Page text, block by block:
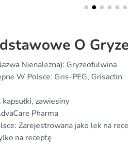
O
Nienalezna): Gryzeofulwina
W Polsce: Gris-PEG, Grisactin
zawiesiny
Pharma
Zarejestrowana jako lek na
na receptę